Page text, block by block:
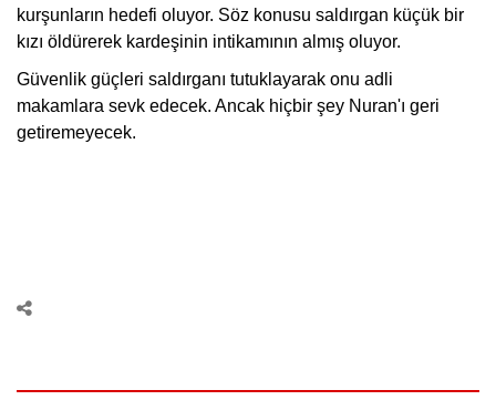
kurşunların hedefi oluyor. Söz konusu saldırgan küçük bir
kızı öldürerek kardeşinin intikamının almış oluyor.
Güvenlik güçleri saldırganı tutuklayarak onu adli
makamlara sevk edecek. Ancak hiçbir şey Nuran'ı geri
getiremeyecek.